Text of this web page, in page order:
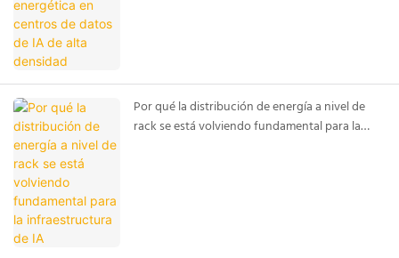
Por qué la distribución de energía a nivel de
rack se está volviendo fundamental para la